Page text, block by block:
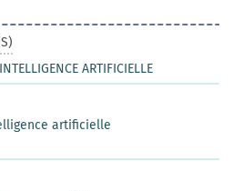
ARTIFICIELLE
artificielle